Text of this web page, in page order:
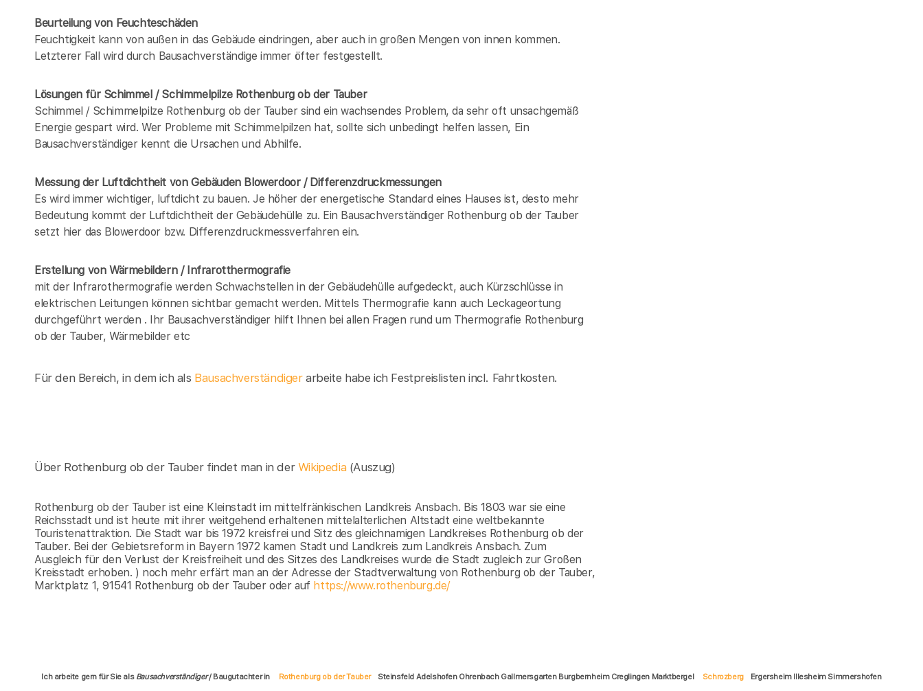
Beurteilung von Feuchteschäden
Feuchtigkeit kann von außen in das Gebäude eindringen, aber auch in großen Mengen von innen kommen.
Letzterer Fall wird durch Bausachverständige immer öfter festgestellt.
Lösungen für Schimmel / Schimmelpilze Rothenburg ob der Tauber
Schimmel / Schimmelpilze Rothenburg ob der Tauber sind ein wachsendes Problem, da sehr oft unsachgemäß
Energie gespart wird. Wer Probleme mit Schimmelpilzen hat, sollte sich unbedingt helfen lassen, Ein
Bausachverständiger kennt die Ursachen und Abhilfe.
Messung der Luftdichtheit von Gebäuden Blowerdoor / Differenzdruckmessungen
Es wird immer wichtiger, luftdicht zu bauen. Je höher der energetische Standard eines Hauses ist, desto mehr
Bedeutung kommt der Luftdichtheit der Gebäudehülle zu. Ein Bausachverständiger Rothenburg ob der Tauber
setzt hier das Blowerdoor bzw. Differenzdruckmessverfahren ein.
Erstellung von Wärmebildern / Infrarotthermografie
mit der Infrarothermografie werden Schwachstellen in der Gebäudehülle aufgedeckt, auch Kürzschlüsse in
elektrischen Leitungen können sichtbar gemacht werden. Mittels Thermografie kann auch Leckageortung
durchgeführt werden . Ihr Bausachverständiger hilft Ihnen bei allen Fragen rund um Thermografie Rothenburg
ob der Tauber, Wärmebilder etc
Für den Bereich, in dem ich als Bausachverständigerarbeite habe ich Festpreislisten incl. Fahrtkosten.
Über Rothenburg ob der Tauber findet man in der Wikipedia (Auszug)
Rothenburg ob der Tauber ist eine Kleinstadt im mittelfränkischen Landkreis Ansbach. Bis 1803 war sie eine
Reichsstadt und ist heute mit ihrer weitgehend erhaltenen mittelalterlichen Altstadt eine weltbekannte
Touristenattraktion. Die Stadt war bis 1972 kreisfrei und Sitz des gleichnamigen Landkreises Rothenburg ob der
Tauber. Bei der Gebietsreform in Bayern 1972 kamen Stadt und Landkreis zum Landkreis Ansbach. Zum
Ausgleich für den Verlust der Kreisfreiheit und des Sitzes des Landkreises wurde die Stadt zugleich zur Großen
Kreisstadt erhoben. ) noch mehr erfärt man an der Adresse der Stadtverwaltung von Rothenburg ob der Tauber,
Marktplatz 1, 91541 Rothenburg ob der Tauber oder auf https://www.rothenburg.de/
Ich arbeite gern für Sie als Bausachverständiger/ Baugutachter in Rothenburg ob der Tauber Steinsfeld Adelshofen Ohrenbach Gallmersgarten Burgbernheim Creglingen Marktbergel Schrozberg Ergersheim Illesheim Simmershofen